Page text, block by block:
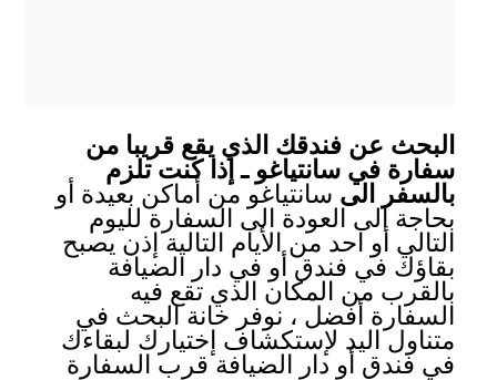
البحث عن فندقك الذي يقع قريبا من
سفارة في سانتياغو ـ إذا كنت تلزم
بالسفر الى سانتياغو من أماكن بعيدة أو
بحاجة الى العودة الى السفارة لليوم
التالي أو احد من الأيام التالية إذن يصبح
بقاؤك في فندق أو في دار الضيافة
بالقرب من المكان الذي تقع فيه
السفارة أفضل ، نوفر خانة البحث في
متناول اليد لإستكشاف إختيارك لبقاءك
في فندق أو دار الضيافة قرب السفارة